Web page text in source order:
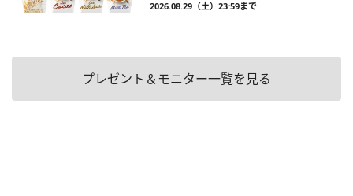
2026.08.29（土）23:59まで
プレゼント＆モニター一覧を見る